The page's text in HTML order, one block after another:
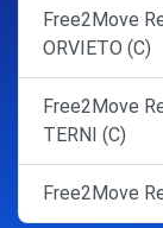
Free2Move
ORVIETO (C)
Free2Move
TERNI (C)
Free2Move